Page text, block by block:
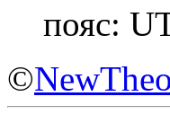
пояс:
©